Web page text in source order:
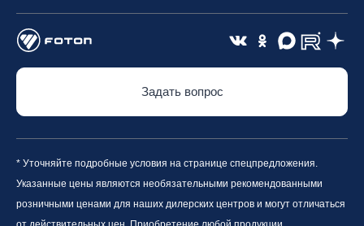
Задать вопрос
* Уточняйте подробные условия на странице спецпредложения.
Указанные цены являются необязательными рекомендованными
розничными ценами для наших дилерских центров и могут отличаться